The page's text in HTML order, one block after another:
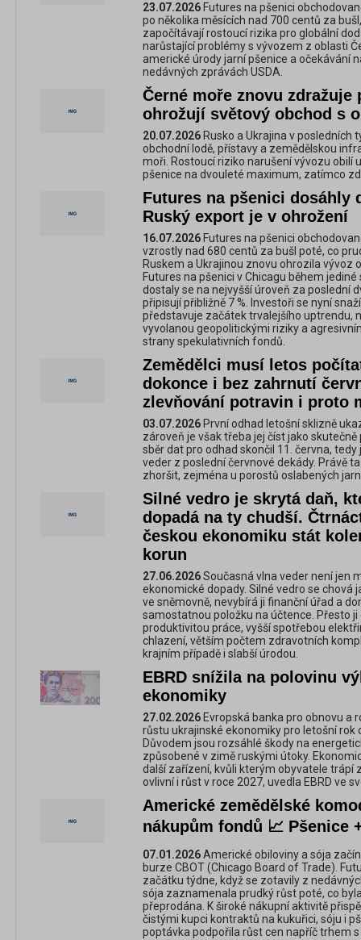
23.07.2026 Futures na pšenici
po několika měsících nad 700 centů za
započítávají rostoucí rizika pro globální
narůstající problémy s vývozem z oblasti
americké úrody jarní pšenice a očekávání
nedávných zprávách USDA.
Černé moře znovu zdražuje
ohrožují světový obchod s
20.07.2026 Rusko a Ukrajina v
obchodní lodě, přístavy a zemědělskou
moři. Rostoucí riziko narušení vývozu obilí
pšenice na dvouleté maximum, zatímco
Futures na pšenici dosáhly
Ruský export je v ohrožení
16.07.2026 Futures na pšenici
vzrostly nad 680 centů za bušl poté, co
Ruskem a Ukrajinou znovu ohrozila vývoz
Futures na pšenici v Chicagu během
dostaly se na nejvyšší úroveň za poslední
připisují přibližně 7 %. Investoři se nyní
představuje začátek trvalejšího uptrendu,
vyvolanou geopolitickými riziky a
strany spekulativních fondů.
Zemědělci musí letos
dokonce i bez zahrnutí
zlevňování potravin i proto
03.07.2026 První odhad letošní sklizně
zároveň je však třeba jej číst jako
sběr dat pro odhad skončil 11. června,
veder z poslední červnové dekády. Právě
zhoršit, zejména u porostů oslabených
Silné vedro je skrytá daň,
dopadá na ty chudší.
českou ekonomiku stát
korun
27.06.2026Současná vlna veder není jen
ekonomické dopady. Silné vedro se chová
ve sněmovně, nevybírá ji finanční úřad a
samostatnou položku na účtence. Přesto
produktivitou práce, vyšší spotřebou
chlazení, větším počtem zdravotních
krajním případě i slabší úrodou.
EBRD snížila na polovinu
ekonomiky
27.02.2026 Evropská banka pro obnovu a
růstu ukrajinské ekonomiky pro letošní rok
Důvodem jsou rozsáhlé škody na
způsobené v zimě ruskými útoky.
další zařízení, kvůli kterým obyvatele trápí
ovlivní i růst v roce 2027, uvedla EBRD ve
Americké zemědělské
nákupům fondů 📈 Pšenice
07.01.2026Americké obiloviny a sója
burze CBOT (Chicago Board of Trade).
začátku týdne, když se zotavily z
sója zaznamenala prudký růst poté, co
přeprodána. K široké nákupní aktivitě
čistými kupci kontraktů na kukuřici, sóju i
poptávka podpořila růst cen napříč trhem